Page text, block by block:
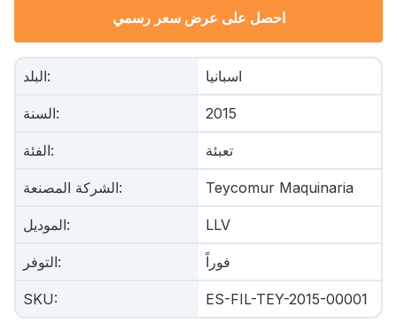
احصل على عرض سعر رسمي
البلد: اسبانيا
السنة: 2015
الفئة: تعبئة
الشركة المصنعة: Teycomur Maquinaria
الموديل: LLV
التوفر: فوراً
SKU: ES-FIL-TEY-2015-00001